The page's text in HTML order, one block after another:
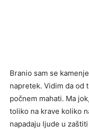
Branio sam se
napretek. Vidim da od
počnem mahati. Ma
toliko na krave koliko
napadaju ljude u